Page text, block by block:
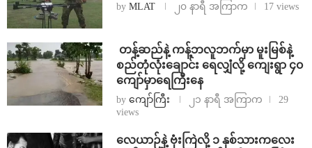
by MLAT ၂၀ နာရီ အကြာက 17 views
⁩ ⁨တန့်ဆည်နဲ့ ကန့်ဘလူဘက်မှာ မူးမြစ်နဲ့
စည်တုံလုံးချောင်း ရေလျှံလို့ ကျေးရွာ ၄၀
ကျော်မှာရေကြီးနေ
by ကျော်ကြီး ၂၁ နာရီ အကြာက
29
views
⁨လေယာဉ်နဲ့ ဗုံးကြဲလို့ ၁ နှစ်သားကလေး